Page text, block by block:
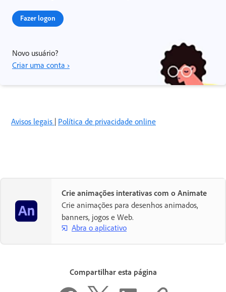
Fazer logon
Novo usuário?
Criar uma conta ›
Avisos legais | Política de privacidade online
Crie animações interativas com o Animate
Crie animações para desenhos animados,
banners, jogos e Web.
Abra o aplicativo
Compartilhar esta página